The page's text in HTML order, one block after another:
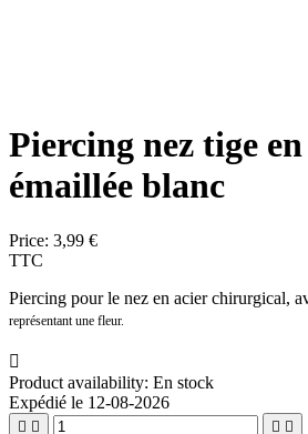
Piercing nez tige
émaillée blanc
Price: 3,99 €
TTC
Piercing pour le nez en acier chirurgical,
représentant une fleur.

Product availability: En stock
Expédié le 12-08-2026
   